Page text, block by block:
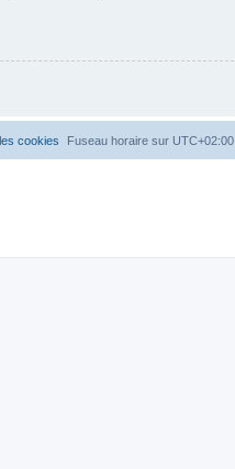
Fuseau horaire sur UTC+02:00
cookies